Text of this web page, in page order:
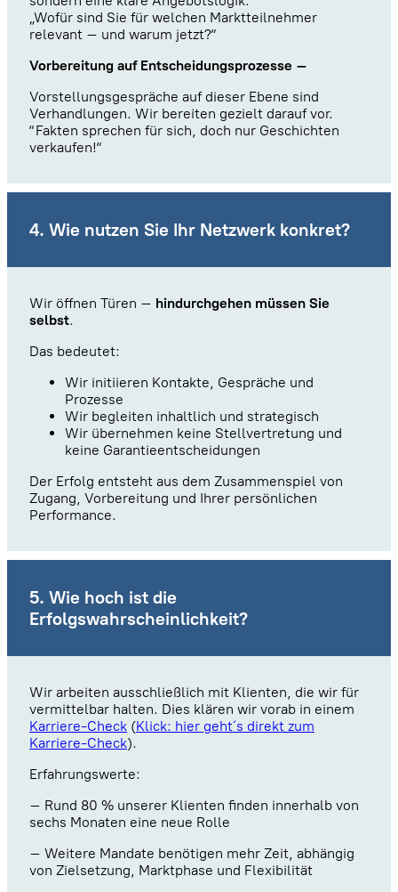
„Wofür sind Sie für welchen Marktteilnehmer
relevant – und warum jetzt?“
Vorbereitung auf Entscheidungsprozesse –
Vorstellungsgespräche auf dieser Ebene sind
Verhandlungen. Wir bereiten gezielt darauf vor.
“Fakten sprechen für sich, doch nur Geschichten
verkaufen!“
4. Wie nutzen Sie Ihr Netzwerk konkret?
Wir öffnen Türen – hindurchgehen müssen Sie
selbst.
Das bedeutet:
Wir initiieren Kontakte, Gespräche und
Prozesse
Wir begleiten inhaltlich und strategisch
Wir übernehmen keine Stellvertretung und
keine Garantieentscheidungen
Der Erfolg entsteht aus dem Zusammenspiel von
Zugang, Vorbereitung und Ihrer persönlichen
Performance.
5. Wie hoch ist die
Erfolgswahrscheinlichkeit?
Wir arbeiten ausschließlich mit Klienten, die wir für
vermittelbar halten. Dies klären wir vorab in einem
Karriere-Check (Klick: hier geht´s direkt zum
Karriere-Check).
Erfahrungswerte:
– Rund 80 % unserer Klienten finden innerhalb von
sechs Monaten eine neue Rolle
– Weitere Mandate benötigen mehr Zeit, abhängig
von Zielsetzung, Marktphase und Flexibilität